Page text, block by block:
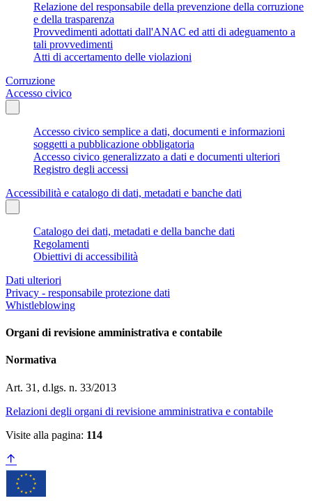
Relazione del responsabile della prevenzione della corruzione
e della trasparenza
Provvedimenti adottati dall'ANAC ed atti di adeguamento a
tali provvedimenti
Atti di accertamento delle violazioni
Corruzione
Accesso civico
Accesso civico semplice a dati, documenti e informazioni
soggetti a pubblicazione obbligatoria
Accesso civico generalizzato a dati e documenti ulteriori
Registro degli accessi
Accessibilità e catalogo di dati, metadati e banche dati
Catalogo dei dati, metadati e della banche dati
Regolamenti
Obiettivi di accessibilità
Dati ulteriori
Privacy - responsabile protezione dati
Whistleblowing
Organi di revisione amministrativa e contabile
Normativa
Art. 31, d.lgs. n. 33/2013
Relazioni degli organi di revisione amministrativa e contabile
Visite alla pagina: 114